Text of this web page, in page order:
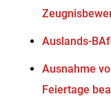
Auslands-
Ausnahme
Feiertage